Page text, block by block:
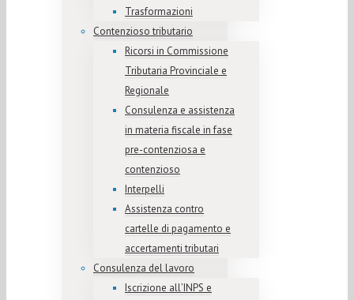
Trasformazioni
Contenzioso tributario
Ricorsi in Commissione
Tributaria Provinciale e
Regionale
Consulenza e assistenza
in materia fiscale in fase
pre-contenziosa e
contenzioso
Interpelli
Assistenza contro
cartelle di pagamento e
accertamenti tributari
Consulenza del lavoro
Iscrizione all’INPS e